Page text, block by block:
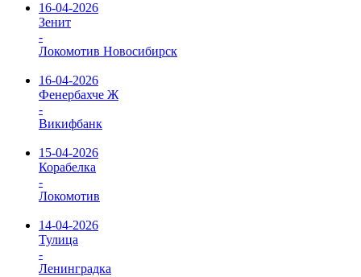
16-04-2026
Зенит
-
Локомотив Новосибирск
16-04-2026
Фенербахче Ж
-
Викифбанк
15-04-2026
Корабелка
-
Локомотив
14-04-2026
Тулица
-
Ленинградка